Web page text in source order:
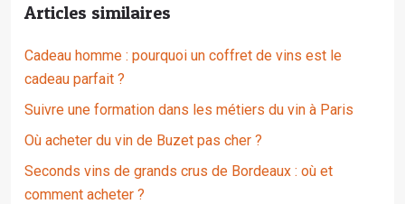
Articles similaires
Cadeau homme : pourquoi un coffret de vins est le
cadeau parfait ?
Suivre une formation dans les métiers du vin à Paris
Où acheter du vin de Buzet pas cher ?
Seconds vins de grands crus de Bordeaux : où et
comment acheter ?